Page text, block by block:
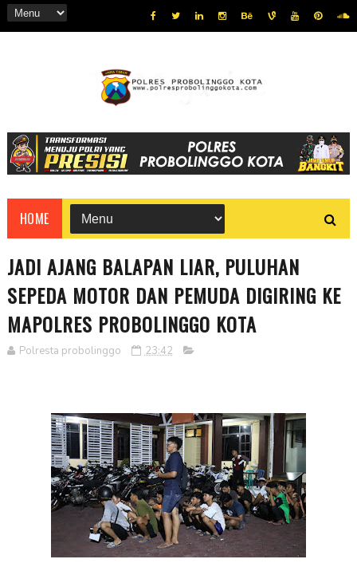
HOME
JADI AJANG BALAPAN LIAR, PULUHAN
SEPEDA MOTOR DAN PEMUDA DIGIRING KE
MAPOLRES PROBOLINGGO KOTA
Polresta probolinggo 23:42